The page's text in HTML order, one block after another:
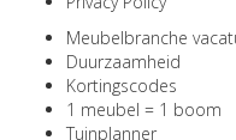
Meubelbranche
Duurzaamheid
Kortingscodes
1 meubel = 1 boom
Tuinplanner